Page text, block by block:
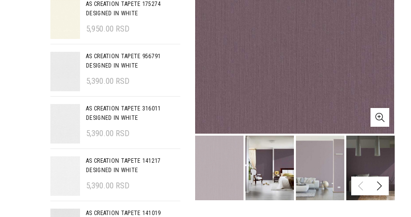
AS CREATION TAPETE 175274
DESIGNED IN WHITE
5,950.00 RSD
AS CREATION TAPETE 956791
DESIGNED IN WHITE
5,390.00 RSD
AS CREATION TAPETE 316011
DESIGNED IN WHITE
5,390.00 RSD
AS CREATION TAPETE 141217
DESIGNED IN WHITE
5,390.00 RSD
AS CREATION TAPETE 141019